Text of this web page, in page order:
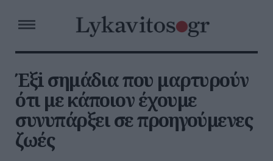
Έξi σημάδια που μαρτυρούν
ότι με κάποιον έχουμε
συνυπάρξει σε προηγούμενες
ζωές